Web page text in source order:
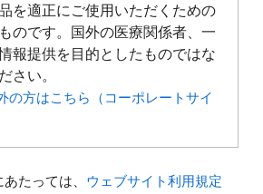
を適正にご使用いただくための
のです。国外の医療関係者、一
報提供を目的としたものではな
さい。
の方はこちら（コーポレートサイ
たっては、 ウェブサイト利用規定